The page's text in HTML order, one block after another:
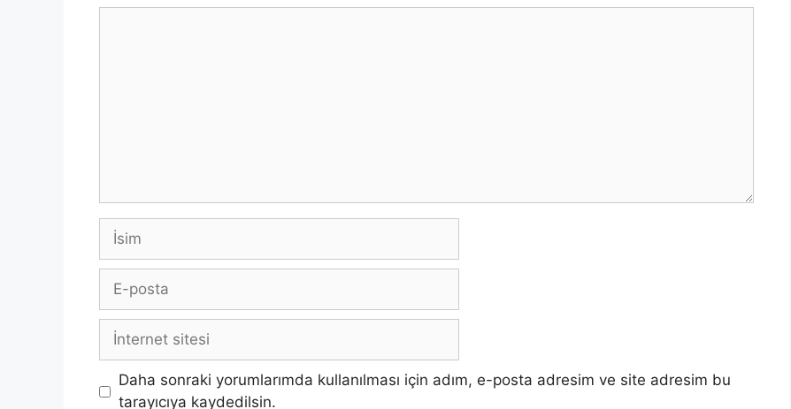
İsim
posta
İnternet
Daha sonraki yorumlarımda kullanılması için adım, e-posta adresim ve site adresim bu
tarayıcıya kaydedilsin.